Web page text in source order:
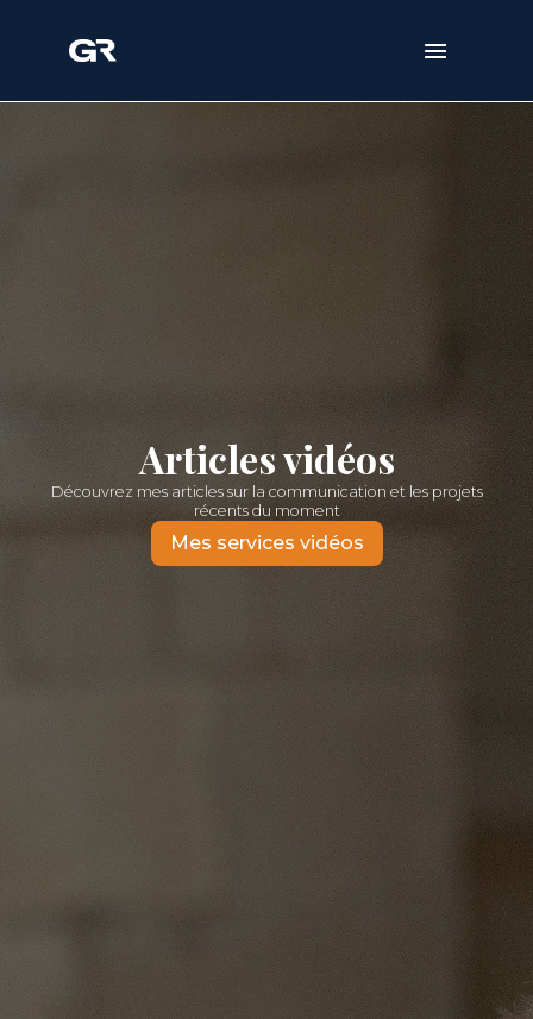
Articles vidéos
Découvrez mes articles sur la communication et les projets
récents du moment
Mes services vidéos